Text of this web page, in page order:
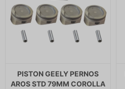
PISTON GEELY PERNOS
AROS STD 79MM COROLLA